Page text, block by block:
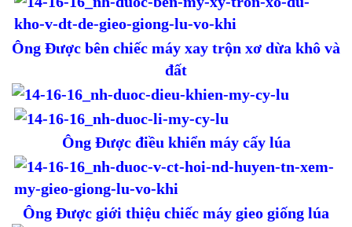
Ông Được bên chiếc máy xay trộn xơ dừa khô và
đất
Ông Được điều khiển máy cấy lúa
Ông Được giới thiệu chiếc máy gieo giống lúa